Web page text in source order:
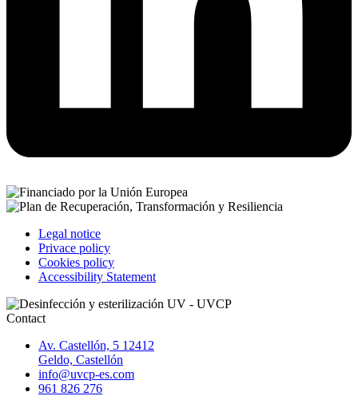
Legal notice
Privace policy
Cookies policy
Accessibility Statement
Contact
Av. Castellón, 5 12412
Geldo, Castellón
info@uvcp-es.com
961 826 276